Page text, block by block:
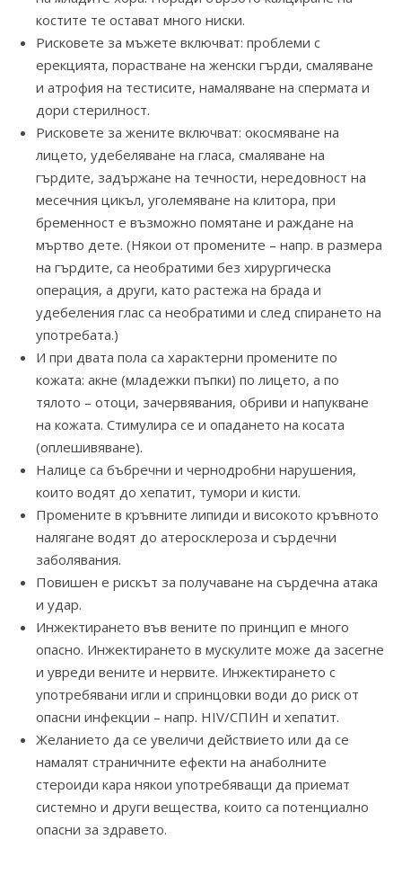
костите те остават много ниски.
Рисковете за мъжете включват: проблеми с
ерекцията, порастване на женски гърди, смаляване
и атрофия на тестисите, намаляване на спермата и
дори стерилност.
Рисковете за жените включват: окосмяване на
лицето, удебеляване на гласа, смаляване на
гърдите, задържане на течности, нередовност на
месечния цикъл, уголемяване на клитора, при
бременност е възможно помятане и раждане на
мъртво дете. (Някои от промените – напр. в размера
на гърдите, са необратими без хирургическа
операция, а други, като растежа на брада и
удебеления глас са необратими и след спирането на
употребата.)
И при двата пола са характерни промените по
кожата: акне (младежки пъпки) по лицето, а по
тялото – отоци, зачервявания, обриви и напукване
на кожата. Стимулира се и опадането на косата
(оплешивяване).
Налице са бъбречни и чернодробни нарушения,
които водят до хепатит, тумори и кисти.
Промените в кръвните липиди и високото кръвното
налягане водят до атеросклероза и сърдечни
заболявания.
Повишен е рискът за получаване на сърдечна атака
и удар.
Инжектирането във вените по принцип е много
опасно. Инжектирането в мускулите може да засегне
и увреди вените и нервите. Инжектирането с
употребявани игли и спринцовки води до риск от
опасни инфекции – напр. HIV/СПИН и хепатит.
Желанието да се увеличи действието или да се
намалят страничните ефекти на анаболните
стероиди кара някои употребяващи да приемат
системно и други вещества, които са потенциално
опасни за здравето.